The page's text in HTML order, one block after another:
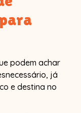
podem achar
já
e destina no